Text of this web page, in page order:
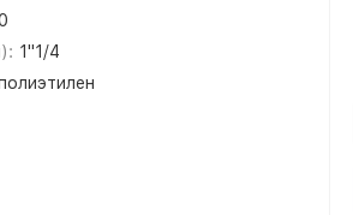
1"1/4